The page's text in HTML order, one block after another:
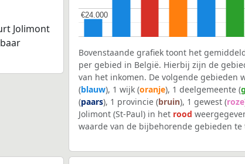
Jolimont
€24.000
€24.000
Bovenstaande grafiek toont het
per gebied in België. Hierbij zijn de
van het inkomen. De volgende gebieden
(blauw), 1 wijk (oranje), 1 deelgemeente (
(paars), 1 provincie (bruin), 1 gewest (roze
Jolimont (St-Paul) in het rood
waarde van de bijbehorende gebieden te